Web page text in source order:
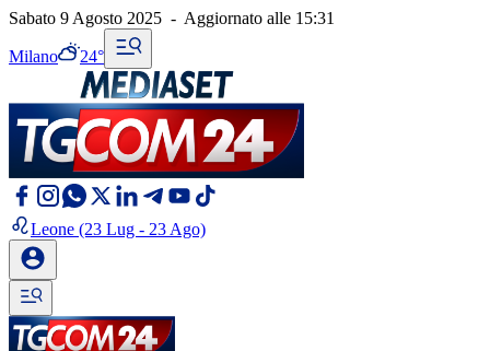
Sabato 9 Agosto 2025 - Aggiornato alle 15:31
Milano 24°
Leone (23 Lug - 23 Ago)